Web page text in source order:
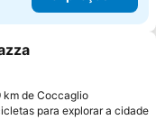
aos favoritos
km de Coccaglio
para explorar a cidade